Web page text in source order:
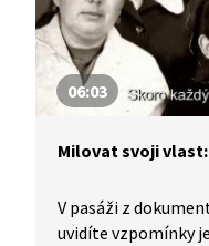
06:03
Milovat svoji
V pasáži z
uvidíte vzpomínky